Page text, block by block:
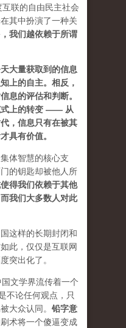
联的自由民主社会
其中扮演了一种关
我们越依赖于所谓
大量获取到的信息
上的自主。相反，
息的评估和判断。
式上的转变 —— 从
，信息只有在被其
具有价值。
体智慧的核心支
的钥匙却被他人所
得我们依赖于其他
我们大多数人对此
这样的长期封闭和
此，仅仅是互联网
突出化了。
文学界流传着一个
不论任何观点，只
大众认同。 铅字意
术将一个傻逼变成